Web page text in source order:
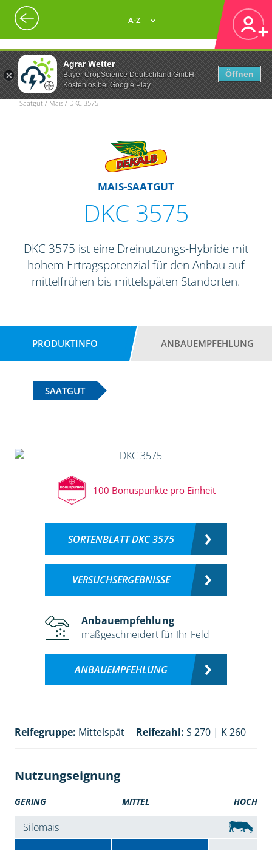
Agrar Wetter
Bayer CropScience Deutschland GmbH
Kostenlos bei Google Play
Öffnen
A-Z
Saatgut / Mais / DKC 3575
MAIS-SAATGUT
DKC 3575
DKC 3575 ist eine Dreinutzungs-Hybride mit
hohem Ertragspotenzial für den Anbau auf
mittelfrühen bis mittelspäten Standorten.
PRODUKTINFO ANBAUEMPFEHLUNG
SAATGUT
100 Bonuspunkte pro Einheit
SORTENBLATT DKC 3575
VERSUCHSERGEBNISSE
Anbauempfehlung
maßgeschneidert für Ihr Feld
ANBAUEMPFEHLUNG
Reifegruppe: Mittelspät Reifezahl: S 270 | K 260
Nutzungseignung
GERING MITTEL HOCH
Silomais